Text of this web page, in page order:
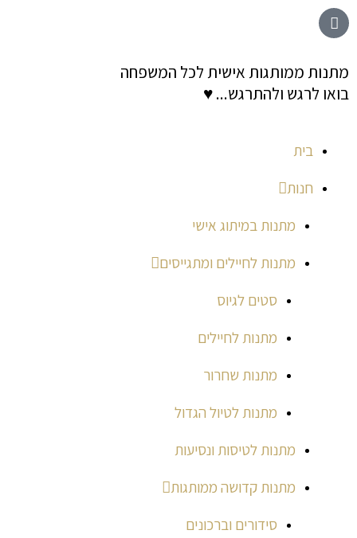
לתוכן
דילוג
מתנות ממותגות אישית לכל המשפחה
בואו לרגש ולהתרגש... ♥
בית
חנות
מתנות במיתוג אישי
מתנות לחיילים ומתגייסים
סטים לגיוס
מתנות לחיילים
מתנות שחרור
מתנות לטיול הגדול
מתנות לטיסות ונסיעות
מתנות קדושה ממותגות
סידורים וברכונים